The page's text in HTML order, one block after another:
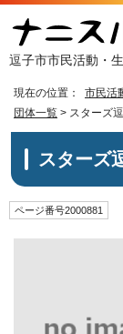
逗子市市民活動・
現在の位置： 市民活
団体一覧 > スターズ
スターズ
ページ番号2000881